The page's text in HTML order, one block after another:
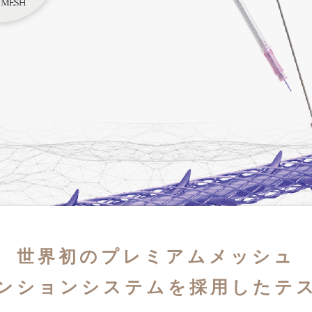
世界初のプレミアムメッシュ
ションシステムを採用したテ